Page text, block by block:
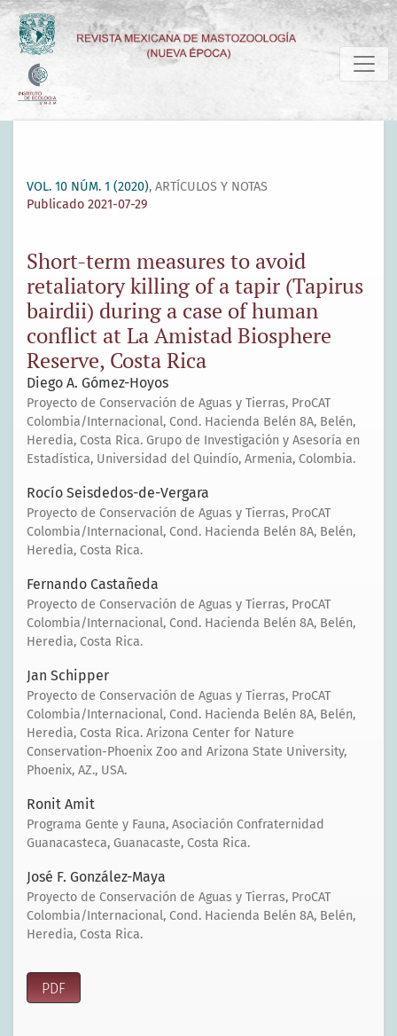
Short-term measures to avoid retaliatory killing of a tapir
VOL. 10 NÚM. 1 (2020), ARTÍCULOS Y NOTAS
Short-term measures to avoid
retaliatory killing of a tapir (Tapirus
bairdii) during a case of human
conflict at La Amistad Biosphere
Reserve, Costa Rica
Publicado 2021-07-29
Diego A. Gómez-Hoyos
Proyecto de Conservación de Aguas y Tierras, ProCAT
Colombia/Internacional, Cond. Hacienda Belén 8A, Belén,
Heredia, Costa Rica. Grupo de Investigación y Asesoría en
Estadística, Universidad del Quindío, Armenia, Colombia.
Rocío Seisdedos-de-Vergara
Proyecto de Conservación de Aguas y Tierras, ProCAT
Colombia/Internacional, Cond. Hacienda Belén 8A, Belén,
Heredia, Costa Rica.
Fernando Castañeda
Proyecto de Conservación de Aguas y Tierras, ProCAT
Colombia/Internacional, Cond. Hacienda Belén 8A, Belén,
Heredia, Costa Rica.
Jan Schipper
Proyecto de Conservación de Aguas y Tierras, ProCAT
Colombia/Internacional, Cond. Hacienda Belén 8A, Belén,
Heredia, Costa Rica. Arizona Center for Nature
Conservation-Phoenix Zoo and Arizona State University,
Phoenix, AZ., USA.
Ronit Amit
Programa Gente y Fauna, Asociación Confraternidad
Guanacasteca, Guanacaste, Costa Rica.
José F. González-Maya
Proyecto de Conservación de Aguas y Tierras, ProCAT
Colombia/Internacional, Cond. Hacienda Belén 8A, Belén,
Heredia, Costa Rica.
PDF